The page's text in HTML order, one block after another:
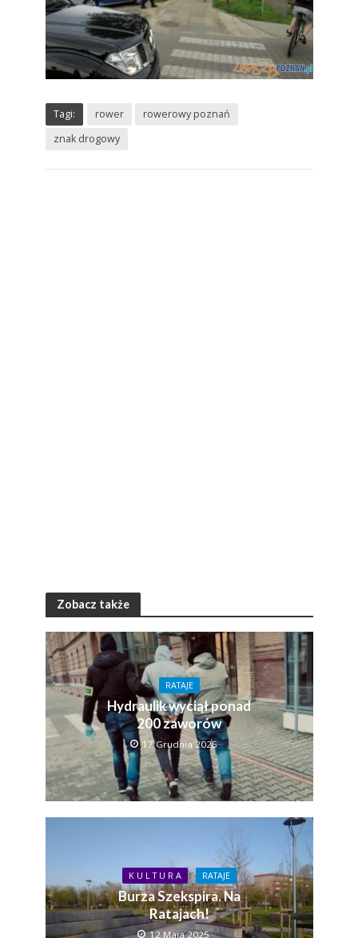
Tagi: rower
rowerowy poznań
znak drogowy
Zobacz także
RATAJE
Hydraulik wyciął ponad
200 zaworów
17 Grudnia 2025
K U L T U R A RATAJE
Burza Szekspira. Na
Ratajach!
12 Maja 2025